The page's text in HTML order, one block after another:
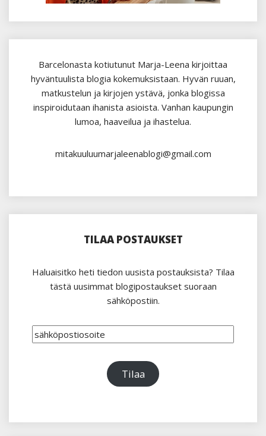
Barcelonasta kotiutunut Marja-Leena kirjoittaa
hyväntuulista blogia kokemuksistaan. Hyvän ruuan,
matkustelun ja kirjojen ystävä, jonka blogissa
inspiroidutaan ihanista asioista. Vanhan kaupungin
lumoa, haaveilua ja ihastelua.
mitakuuluumarjaleenablogi@gmail.com
TILAA POSTAUKSET
Haluaisitko heti tiedon uusista postauksista? Tilaa
tästä uusimmat blogipostaukset suoraan
sähköpostiin.
sähköpostiosoite
Tilaa